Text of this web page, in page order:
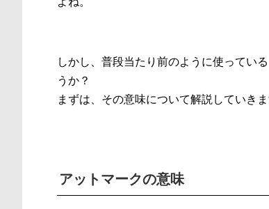
しかし、普段当たり前のように使ってい
うか？
まずは、その意味について解説していきま
アットマークの意味